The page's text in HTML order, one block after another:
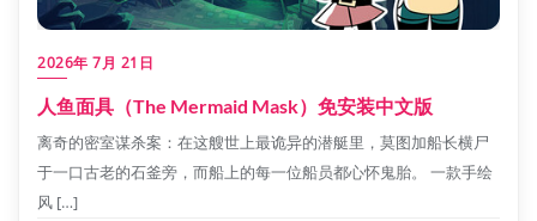
2026年 7月 21日
人鱼面具（The Mermaid Mask）免安装中文版
离奇的密室谋杀案：在这艘世上最诡异的潜艇里，莫图加船长横尸
于一口古老的石釜旁，而船上的每一位船员都心怀鬼胎。 一款手绘
风 […]